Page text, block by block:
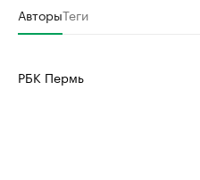
АвторыТеги
РБК Пермь